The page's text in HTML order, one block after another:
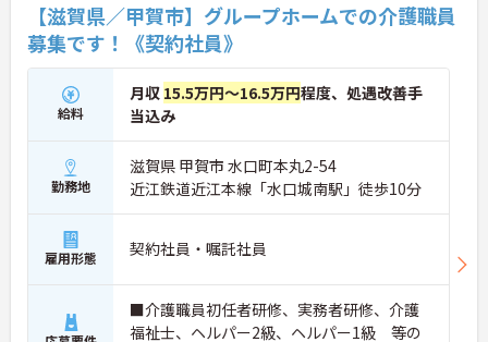
【滋賀県／甲賀市】グループホームでの介護職員
募集です！《契約社員》
給料
月収 15.5万円～16.5万円程度、処遇改善手
当込み
勤務地
滋賀県 甲賀市 水口町本丸2-54
近江鉄道近江本線「水口城南駅」徒歩10分
雇用形態 契約社員・嘱託社員
■介護職員初任者研修、実務者研修、介護
福祉士、ヘルパー2級、ヘルパー1級 等の